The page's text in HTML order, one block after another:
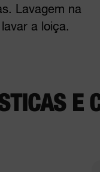
Lavagem na
a loiça.
E